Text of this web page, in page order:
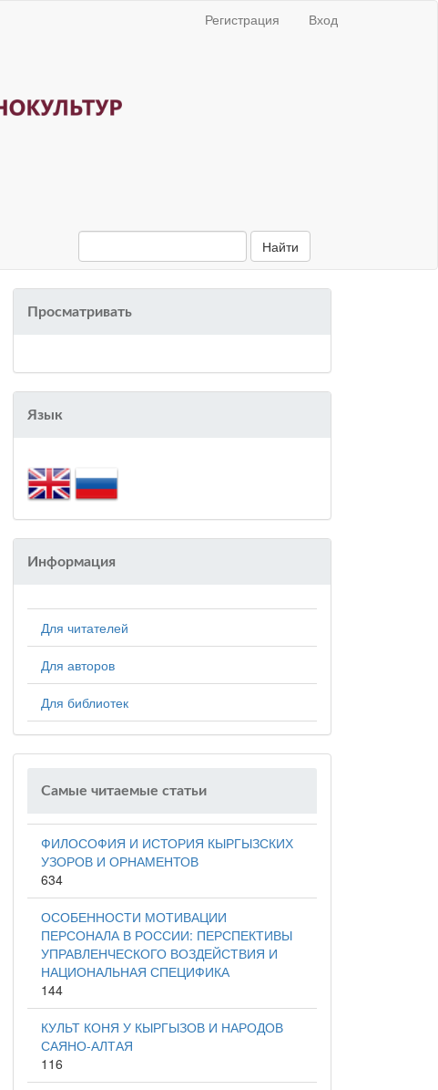
Регистрация Вход
Найти
Просматривать
Язык
Информация
Для читателей
Для авторов
Для библиотек
Самые читаемые статьи
ФИЛОСОФИЯ И ИСТОРИЯ КЫРГЫЗСКИХ
УЗОРОВ И ОРНАМЕНТОВ
634
ОСОБЕННОСТИ МОТИВАЦИИ
ПЕРСОНАЛА В РОССИИ: ПЕРСПЕКТИВЫ
УПРАВЛЕНЧЕСКОГО ВОЗДЕЙСТВИЯ И
НАЦИОНАЛЬНАЯ СПЕЦИФИКА
144
КУЛЬТ КОНЯ У КЫРГЫЗОВ И НАРОДОВ
САЯНО-АЛТАЯ
116